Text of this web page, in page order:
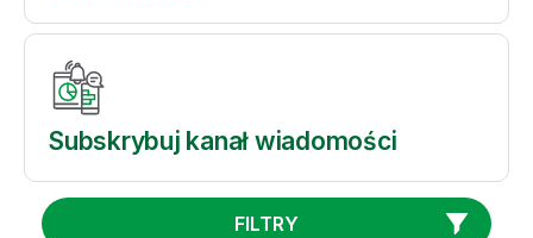
Subskrybuj kanał wiadomości
FILTRY